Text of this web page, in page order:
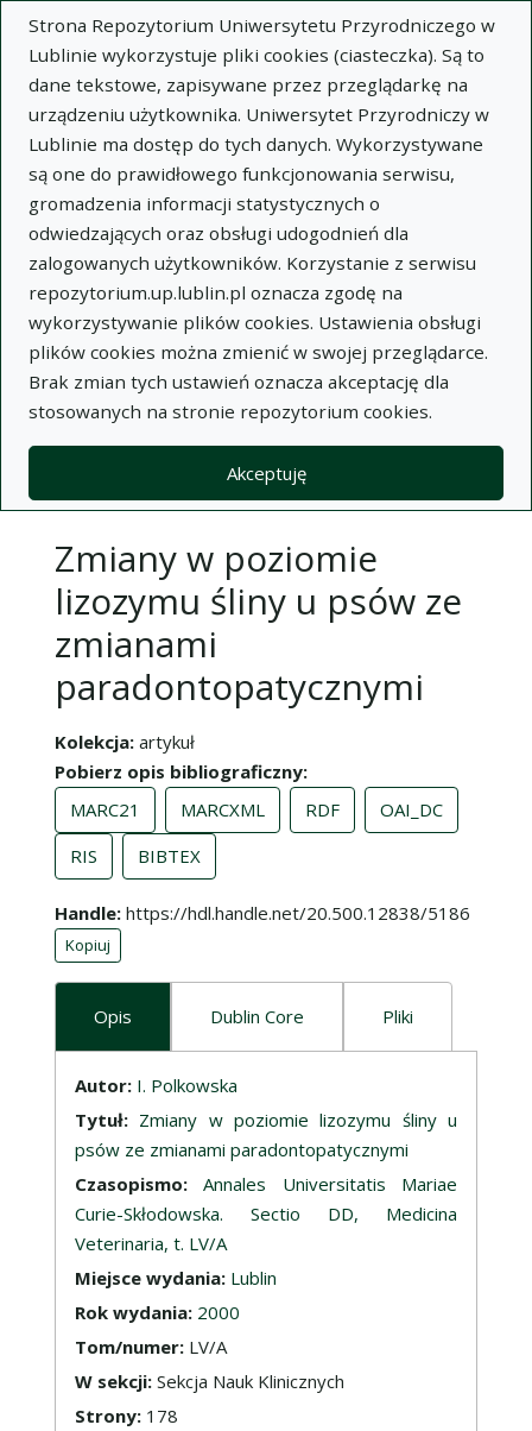
Strona Repozytorium Uniwersytetu Przyrodniczego w
Lublinie wykorzystuje pliki cookies (ciasteczka). Są to
dane tekstowe, zapisywane przez przeglądarkę na
urządzeniu użytkownika. Uniwersytet Przyrodniczy w
Lublinie ma dostęp do tych danych. Wykorzystywane
są one do prawidłowego funkcjonowania serwisu,
gromadzenia informacji statystycznych o
odwiedzających oraz obsługi udogodnień dla
zalogowanych użytkowników. Korzystanie z serwisu
repozytorium.up.lublin.pl oznacza zgodę na
wykorzystywanie plików cookies. Ustawienia obsługi
plików cookies można zmienić w swojej przeglądarce.
Brak zmian tych ustawień oznacza akceptację dla
stosowanych na stronie repozytorium cookies.
Akceptuję
Wyszukaj
Repozytorium Uniwersytetu
Przyrodniczego w Lublinie
Kolekcje
artykuł
Zmiany w poziomie lizozymu śliny u psów ze zmianami
Zmiany w poziomie
lizozymu śliny u psów ze
zmianami
paradontopatycznymi
Kolekcja artykuł
Pobierz opis bibliograficzny
MARC21
MARCXML RDF
OAI_DC
RIS
BIBTEX
Handle https://hdl.handle.net/20.500.12838/5186
Kopiuj
Opis Dublin Core Pliki
Opis
Autor: I. Polkowska
Tytuł: Zmiany w poziomie lizozymu śliny u
psów ze zmianami paradontopatycznymi
Czasopismo:Annales Universitatis Mariae
Curie-Skłodowska. Sectio DD, Medicina
Veterinaria, t. LV/A
Miejsce wydania: Lublin
Rok wydania: 2000
Tom/numer: LV/A
W sekcji: Sekcja Nauk Klinicznych
Strony: 178